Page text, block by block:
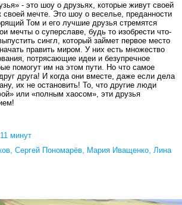
- это шоу о друзьях, которые живут своей
своей мечте. Это шоу о веселье, преданности
Том и его лучшие друзья стремятся
мечты о суперславе, будь то изобрести что-
сингл, который займет первое место
править миром. У них есть множество
потрясающие идеи и безупречное
помогут им на этом пути. Но что самое
друга! И когда они вместе, даже если дела
их не остановить! То, что другие люди
или «полным хаосом», эти друзья
11 минут
Сергей Пономарёв, Мария Иващенко, Лина